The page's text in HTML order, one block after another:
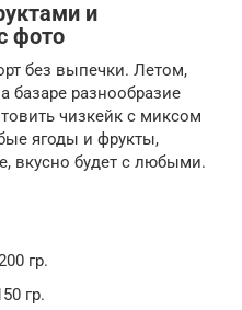
и
фото
без выпечки. Летом,
базаре разнообразие
чизкейк с миксом
ягоды и фрукты,
вкусно будет с любыми.
гр.
гр.